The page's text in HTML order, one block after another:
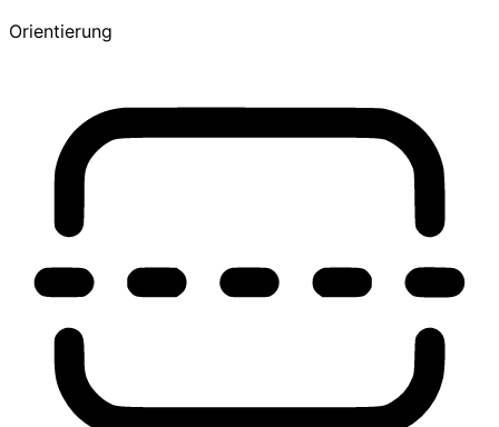
Orientierung